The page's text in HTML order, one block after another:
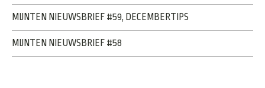
MIJNTEN NIEUWSBRIEF #59, DECEMBERTIPS
MIJNTEN NIEUWSBRIEF #58